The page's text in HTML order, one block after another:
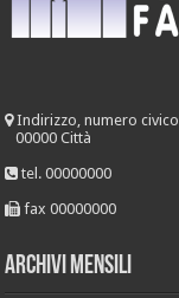
Indirizzo, numero civico
00000 Città
tel. 00000000
fax 00000000
Archivi mensili